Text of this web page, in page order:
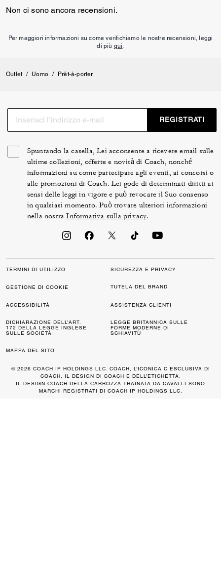
Non ci sono ancora recensioni.
Per maggiori informazioni su come verifichiamo le nostre recensioni, leggi
di più qui
Outlet / Uomo / Prêt-à-porter
REGISTRATI
Spuntando la casella, Lei acconsente a ricevere email sulle
ultime collezioni, offerte e novità di Coach, nonché
informazioni su come partecipare agli eventi, ai concorsi o
alle promozioni di Coach. Lei gode di determinati diritti ai
sensi delle leggi in vigore e può revocare il Suo consenso
in qualsiasi momento. Può trovare ulteriori informazioni
nella nostraInformativa sulla privacy.
TERMINI DI UTILIZZO SICUREZZA E PRIVACY
GESTIONE DI COOKIE TUTELA DEL BRAND
ACCESSIBILITÀ ASSISTENZA CLIENTI
DICHIARAZIONE DELL’ART.
172 DELLA LEGGE INGLESE
SULLE SOCIETÀ
LEGGE BRITANNICA SULLE
FORME MODERNE DI
SCHIAVITÙ
MAPPA DEL SITO
© 2026 COACH IP HOLDINGS LLC. COACH, L’ICONICA C ESCLUSIVA DI
COACH, IL DESIGN DI COACH E DELL’ETICHETTA,
IL DESIGN COACH DELLA CARROZZA TRAINATA DA CAVALLI SONO
MARCHI REGISTRATI DI COACH IP HOLDINGS LLC.